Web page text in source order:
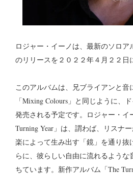
ロジャー・イーノは、最新のソロア
のリリースを２０２２年４月２２日
このアルバムは、兄ブライアンと
「Mixing Colours」と同じように、
発売される予定です。ロジャー・イ
Turning Year」は、謂わば、リスナ
楽によって生み出す「鏡」を通り抜
らに、彼らしい自由に流れるよう
ちています。新作アルバム「The